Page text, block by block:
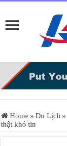
Home » Du Lịch »
thật khó tin